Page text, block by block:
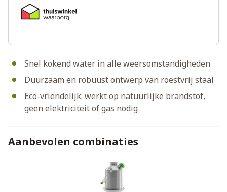
Snel kokend water in alle weersomstandigheden
Duurzaam en robuust ontwerp van roestvrij staal
Eco-vriendelijk: werkt op natuurlijke brandstof,
geen elektriciteit of gas nodig
Aanbevolen combinaties